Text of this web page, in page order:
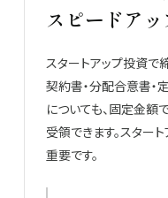
スピードアッ
スタートアップ投資で
契約書・分配合意書・
についても、固定金額
受領できます。スター
重要です。